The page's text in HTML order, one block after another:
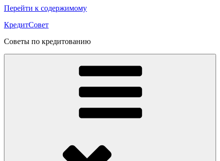
Перейти к содержимому
КредитСовет
Советы по кредитованию